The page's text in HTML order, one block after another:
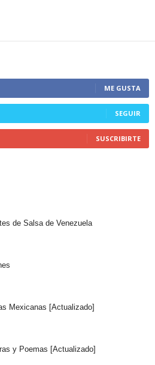
ME GUSTA
SEGUIR
SUSCRIBIRTE
de Salsa de Venezuela
Mexicanas [Actualizado]
y Poemas [Actualizado]